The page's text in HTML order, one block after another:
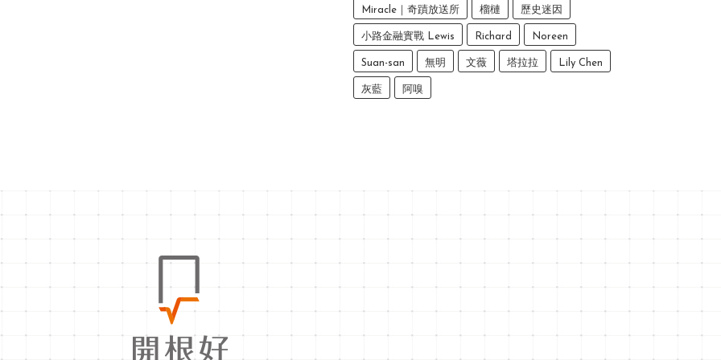
Miracle｜奇蹟放送所 榴槤 歷史迷因
小路金融實戰 Lewis Richard Noreen
Suan-san 無明 文薇 塔拉拉 Lily Chen
灰藍 阿嗅